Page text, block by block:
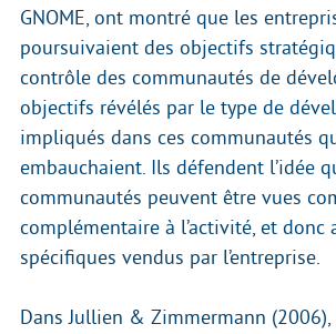
GNOME, ont montré que les
poursuivaient des objectifs
contrôle des communautés de
objectifs révélés par le type de
impliqués dans ces communautés
embauchaient. Ils défendent l’idée
communautés peuvent être vues
complémentaire à l’activité, et donc
spécifiques vendus par l’entreprise.
Dans Jullien & Zimmermann